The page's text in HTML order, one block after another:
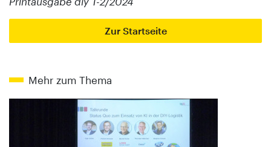
Zur Startseite
Mehr zum Thema